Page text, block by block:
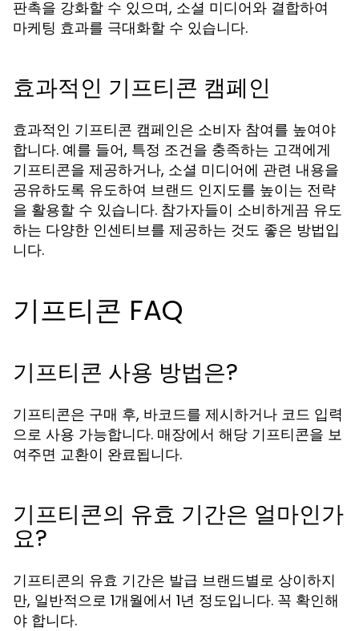
판촉을 강화할 수 있으며, 소셜 미디어와 결합하여
마케팅 효과를 극대화할 수 있습니다.
효과적인 기프티콘 캠페인
효과적인 기프티콘 캠페인은 소비자 참여를 높여야
합니다. 예를 들어, 특정 조건을 충족하는 고객에게
기프티콘을 제공하거나, 소셜 미디어에 관련 내용을
공유하도록 유도하여 브랜드 인지도를 높이는 전략
을 활용할 수 있습니다. 참가자들이 소비하게끔 유도
하는 다양한 인센티브를 제공하는 것도 좋은 방법입
니다.
기프티콘 FAQ
기프티콘 사용 방법은?
기프티콘은 구매 후, 바코드를 제시하거나 코드 입력
으로 사용 가능합니다. 매장에서 해당 기프티콘을 보
여주면 교환이 완료됩니다.
기프티콘의 유효 기간은 얼마인가
요?
기프티콘의 유효 기간은 발급 브랜드별로 상이하지
만, 일반적으로 1개월에서 1년 정도입니다. 꼭 확인해
야 합니다.